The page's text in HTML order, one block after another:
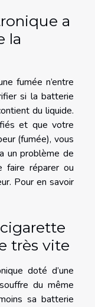
a
la
fumée n’entre
si la batterie
du liquide.
et que votre
(fumée), vous
un problème de
faire réparer ou
Pour en savoir
très vite
doté d’une
du même
sa batterie